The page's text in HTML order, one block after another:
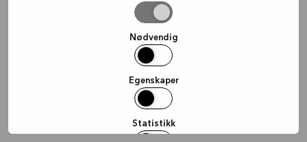
Nødvendig
Egenskaper
Statistikk